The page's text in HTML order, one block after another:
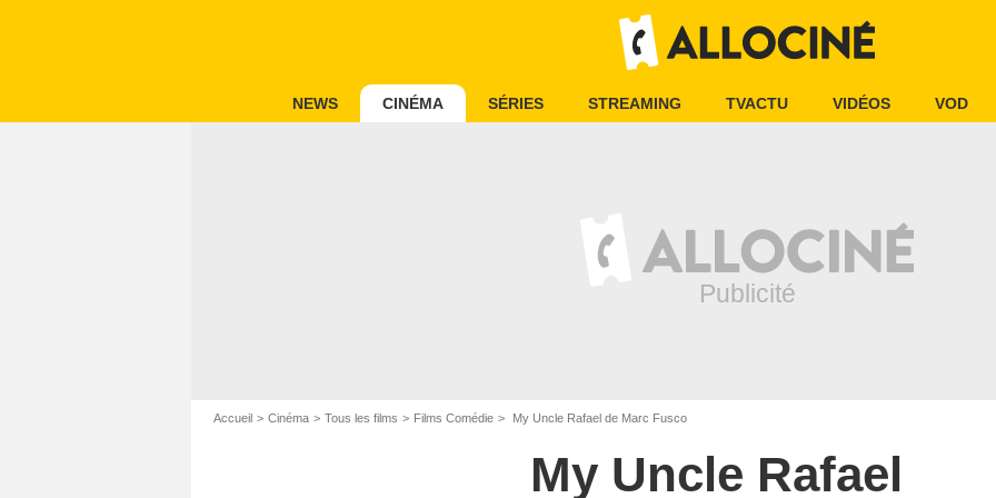
NEWS CINÉMA SÉRIES STREAMING TVACTU VIDÉOS VOD
Accueil Cinéma Tous les films Films Comédie My Uncle Rafael de Marc Fusco
My Uncle Rafael